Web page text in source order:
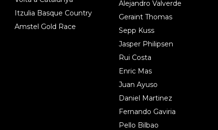
Itzulia Basque Country
Amstel Gold Race
Alejandro Valverde
Geraint Thomas
Sepp Kuss
Jasper Philipsen
Rui Costa
Enric Mas
Juan Ayuso
Daniel Martinez
Fernando Gaviria
Pello Bilbao